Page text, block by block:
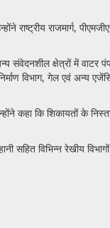
राजमार्ग,
संवेदनशील क्षेत्रों में
विभाग, गेल एवं अन्य
कहा कि शिकायतों के
सहित विभिन्न रेखीय